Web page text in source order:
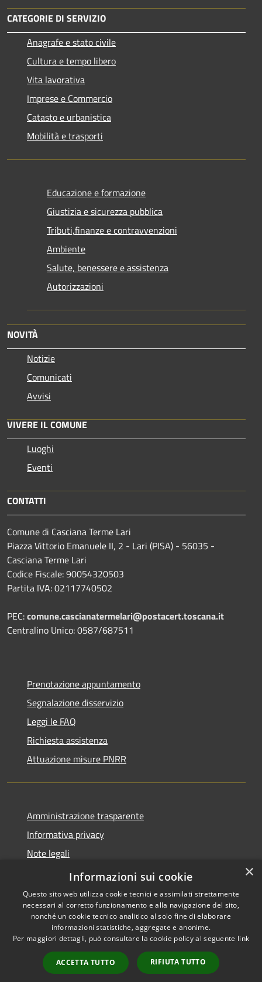
CATEGORIE DI SERVIZIO
Anagrafe e stato civile
Cultura e tempo libero
Vita lavorativa
Imprese e Commercio
Catasto e urbanistica
Mobilità e trasporti
Educazione e formazione
Giustizia e sicurezza pubblica
Tributi,finanze e contravvenzioni
Ambiente
Salute, benessere e assistenza
Autorizzazioni
NOVITÀ
Notizie
Comunicati
Avvisi
VIVERE IL COMUNE
Luoghi
Eventi
CONTATTI
Comune di Casciana Terme Lari
Piazza Vittorio Emanuele II, 2 - Lari (PISA) - 56035 -
Casciana Terme Lari
Codice Fiscale: 90054320503
Partita IVA: 02117740502
PEC:comune.cascianatermelari@postacert.toscana.it
Centralino Unico: 0587/687511
Prenotazione appuntamento
Segnalazione disservizio
Leggi le FAQ
Richiesta assistenza
Attuazione misure PNRR
Amministrazione trasparente
Informativa privacy
Note legali
Dichiarazione di accessibilità
Accessibilità
Copyright © 2026 • Comune di
Casciana Terme Lari • Powered
byMunicipium
Accesso
redazione
×
Informazioni sui cookie
Questo sito web utilizza cookie tecnici e assimilati strettamente
necessari al corretto funzionamento e alla navigazione del sito,
nonché un cookie tecnico analitico al solo fine di elaborare
informazioni statistiche, aggregate e anonime.
Per maggiori dettagli, può consultare la cookie policy al seguente link
ACCETTA TUTTO RIFIUTA TUTTO